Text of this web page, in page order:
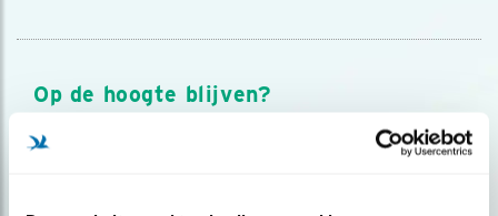
Op de hoogte blijven?
Meld je aan en ontvang nieuws, inspiratie, acties en tips
over vogels en activiteiten van Vogelbescherming.